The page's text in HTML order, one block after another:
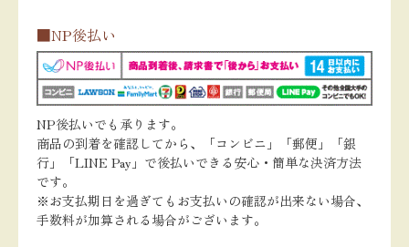
■NP後払い
NP後払いでも承ります。
商品の到着を確認してから、「コンビニ」「郵便」「銀
行」「LINE Pay」で後払いできる安心・簡単な決済方法
です。
※お支払期日を過ぎてもお支払いの確認が出来ない場合、
手数料が加算される場合がございます。